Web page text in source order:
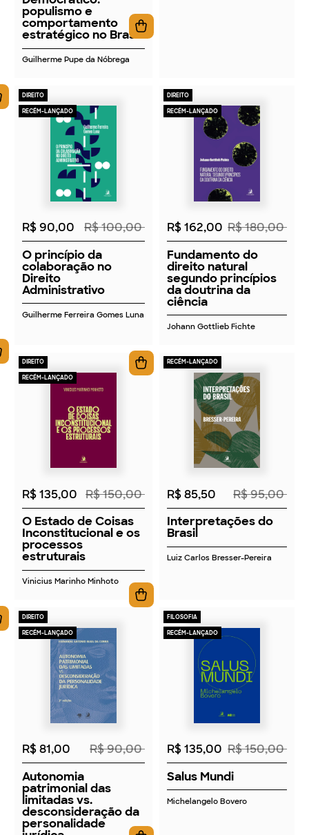
populismo e
comportamento
estratégico no Brasil
Guilherme Pupe da Nóbrega
DIREITO
RECÉM-LANÇADO
2026
R$ 90,00
R$ 100,00
O princípio da
colaboração no
Direito
Administrativo
Guilherme Ferreira Gomes Luna
DIREITO
RECÉM-LANÇADO
2026
R$ 162,00 R$ 180,00
Fundamento do
direito natural
segundo princípios
da doutrina da
ciência
Johann Gottlieb Fichte
DIREITO
RECÉM-LANÇADO
2026
R$ 135,00 R$ 150,00
O Estado de Coisas
Inconstitucional e os
processos
estruturais
Vinicius Marinho Minhoto
RECÉM-LANÇADO
2026
R$ 85,50
R$ 95,00
Interpretações do
Brasil
Luiz Carlos Bresser-Pereira
DIREITO
RECÉM-LANÇADO
2026
R$ 81,00
R$ 90,00
Autonomia
patrimonial das
limitadas vs.
desconsideração da
personalidade
FILOSOFIA
RECÉM-LANÇADO
2026
R$ 135,00 R$ 150,00
Salus Mundi
Michelangelo Bovero